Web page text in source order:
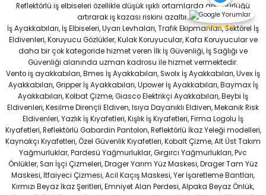
Karam KB 580 Koruyucu Baret Ayarlı Sarı
₺ 126
%10
Delta Plus
Delta Plus Yarım Yüz Maskesi 6400
₺ 691
₺ 622
EKS-308 8 Metre Çelik Halatlı Geri Sarımlı Düşüş Durdurucu
₺ 9.598
Yeni
Eksed
EKS-306 6 Metre Çelik Halatlı Geri Sarımlı Düşüş Durdurucu
₺ 9.369
Yeni
Mfk Plastik
EKS-310 10 Metre Çelik Halatlı Geri Sarımlı Düşüş Durdurucu
₺ 9.769
Yeni
Eksed
EKS-308 8 Metre Çelik Halatlı Geri Sarımlı Düşüş Durdurucu
₺ 9.598
Uyarı Levhaları, iş yerlerinde tehlikeleri görünür hâle getirmek,
Essafe Baret, inşaat, sanayi, enerji, madencilik ve üretim sektörlerinde
Reflektörlü iş elbiseleri özellikle düşük ışıklı ortamlarda görünürlüğü
artırarak iş kazası riskini azaltır.
İş Ayakkabıları, İş Elbiseleri, Uyarı Levhaları, Trafik Ekipmanları, Sektörel İş
Eldivenleri, Koruyucu Gözlükler, Kulak Koruyucular, Kafa Koruyucular ve
daha bir çok kategoride hizmet veren İlk İş Güvenliği, İş Sağlığı ve
Güvenliği alanında uzman kadrosu ile hizmet vermektedir.
Vento iş ayakkabıları, Bmes İş Ayakkabıları, Swolx İş Ayakkabıları, Uvex İş
Ayakkabıları, Gripper İş Ayakkabıları, Upower İş Ayakkabıları, Baymax İş
Ayakkabıları, Kolbat Çizme, Giasco Elektrikçi Ayakkabıları, Beybi İş
Eldivenleri, Kesilme Dirençli Eldiven, Isıya Dayanıklı Eldiven, Mekanik Risk
Eldivenleri, Yazlık İş Kıyafetleri, Kışlık İş Kıyafetleri, Firma Logolu İş
Kıyafetleri, Reflektörlü Gabardin Pantolon, Reflektörlü İkaz Yeleği modelleri,
Kaynakçı Kıyafetleri, Özel Güvenlik Kıyafetleri, Kobalt Çizme, Alt Üst Takım
Yağmurluklar, Pardesü Yağmurluklar, Gırgırcı Yağmurlukları, Pvc
Önlükler, Sarı İşçi Çizmeleri, Drager Yarım Yüz Maskesi, Drager Tam Yüz
Maskesi, İtfaiyeci Çizmesi, Acil Kaçış Maskesi, Yer İşaretleme Bantları,
Kırmızı Beyaz İkaz Şeritleri, Emniyet Alan Perdesi, Alpaka Beyaz Önlük,
★★★★★